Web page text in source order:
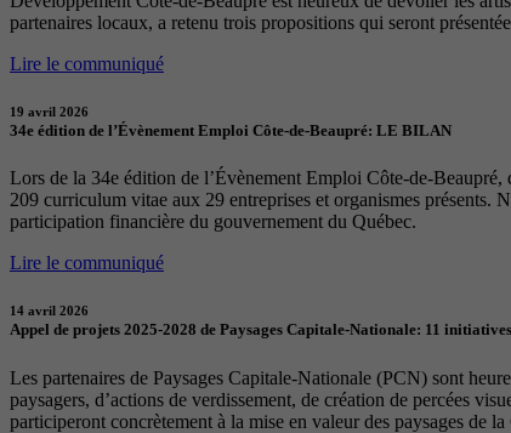
partenaires locaux, a retenu trois propositions qui seront
Lire le communiqué
19 avril 2026
34e édition de l’Évènement Emploi Côte-de-Beaupré: LE BILAN
Lors de la 34e édition de l’Évènement Emploi Côte-de-
209 curriculum vitae aux 29 entreprises et organismes présents.
participation financière du gouvernement du Québec.
Lire le communiqué
14 avril 2026
Appel de projets 2025-2028 de Paysages Capitale-Nationale: 11
Les partenaires de Paysages Capitale-Nationale (PCN) sont
paysagers, d’actions de verdissement, de création de percées
participeront concrètement à la mise en valeur des paysages de